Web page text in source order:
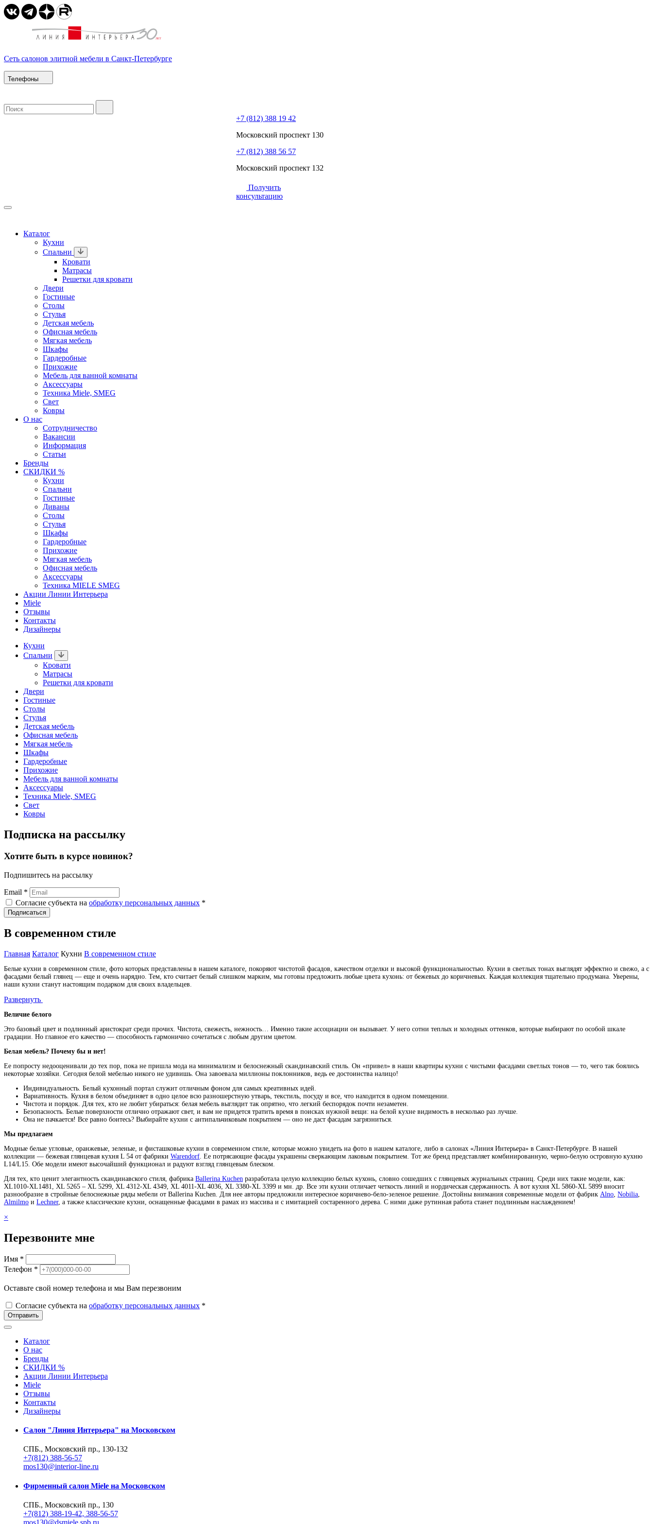
Сеть салонов элитной мебели в Санкт-Петербурге
Телефоны
+7 (812) 388 19 42
Московский проспект 130
+7 (812) 388 56 57
Московский проспект 132
Получить
консультацию
Каталог
Кухни
Спальни
Кровати
Матрасы
Решетки для кровати
Двери
Гостиные
Столы
Стулья
Детская мебель
Офисная мебель
Мягкая мебель
Шкафы
Гардеробные
Прихожие
Мебель для ванной комнаты
Аксессуары
Техника Miele, SMEG
Свет
Ковры
О нас
Сотрудничество
Вакансии
Информация
Статьи
Бренды
СКИДКИ %
Кухни
Спальни
Гостиные
Диваны
Столы
Стулья
Шкафы
Гардеробные
Прихожие
Мягкая мебель
Офисная мебель
Аксессуары
Техника MIELE SMEG
Акции Линии Интерьера
Miele
Отзывы
Контакты
Дизайнеры
Кухни
Спальни
Кровати
Матрасы
Решетки для кровати
Двери
Гостиные
Столы
Стулья
Детская мебель
Офисная мебель
Мягкая мебель
Шкафы
Гардеробные
Прихожие
Мебель для ванной комнаты
Аксессуары
Техника Miele, SMEG
Свет
Ковры
Подписка на рассылку
Хотите быть в курсе новинок?
Подпишитесь на рассылку
Email *
Согласие субъекта на обработку персональных данных *
Подписаться
В современном стиле
Главная Каталог Кухни В современном стиле
Белые кухни в современном стиле, фото которых представлены в нашем каталоге, покоряют чистотой фасадов, качеством отделки и высокой функциональностью. Кухни в светлых тонах выглядят эффектно и свежо, а с
фасадами белый глянец — еще и очень нарядно. Тем, кто считает белый слишком марким, мы готовы предложить любые цвета кухонь: от бежевых до коричневых. Каждая коллекция тщательно продумана. Уверены,
наши кухни станут настоящим подарком для своих владельцев.
Развернуть
Величие белого
Это базовый цвет и подлинный аристократ среди прочих. Чистота, свежесть, нежность… Именно такие ассоциации он вызывает. У него сотни теплых и холодных оттенков, которые выбирают по особой шкале
градации. Но главное его качество — способность гармонично сочетаться с любым другим цветом.
Белая мебель? Почему бы и нет!
Ее попросту недооценивали до тех пор, пока не пришла мода на минимализм и белоснежный скандинавский стиль. Он «привел» в наши квартиры кухни с чистыми фасадами светлых тонов — то, чего так боялись
некоторые хозяйки. Сегодня белой мебелью никого не удивишь. Она завоевала миллионы поклонников, ведь ее достоинства налицо!
Индивидуальность. Белый кухонный портал служит отличным фоном для самых креативных идей.
Вариативность. Кухня в белом объединяет в одно целое всю разношерстную утварь, текстиль, посуду и все, что находится в одном помещении.
Чистота и порядок. Для тех, кто не любит убираться: белая мебель выглядит так опрятно, что легкий беспорядок почти незаметен.
Безопасность. Белые поверхности отлично отражают свет, и вам не придется тратить время в поисках нужной вещи: на белой кухне видимость в несколько раз лучше.
Она не пачкается! Все равно боитесь? Выбирайте кухни с антипальчиковым покрытием — оно не даст фасадам загрязниться.
Мы предлагаем
Модные белые угловые, оранжевые, зеленые, и фисташковые кухни в современном стиле, которые можно увидеть на фото в нашем каталоге, либо в салонах «Линия Интерьера» в Санкт-Петербурге. В нашей
коллекции — бежевая глянцевая кухня L 54 от фабрики Warendorf. Ее потрясающие фасады украшены сверкающим лаковым покрытием. Тот же бренд представляет комбинированную, черно-белую островную кухню
L14/L15. Обе модели имеют высочайший функционал и радуют взгляд глянцевым блеском.
Для тех, кто ценит элегантность скандинавского стиля, фабрика Ballerina Kuchen разработала целую коллекцию белых кухонь, словно сошедших с глянцевых журнальных страниц. Среди них такие модели, как:
XL1010-XL1481, XL 5265 – XL 5299, XL 4312-XL 4349, XL 4011-XL 4036, XL 3380-XL 3399 и мн. др. Все эти кухни отличает четкость линий и нордическая сдержанность. А вот кухня XL 5860-XL 5899 вносит
разнообразие в стройные белоснежные ряды мебели от Ballerina Kuchen. Для нее авторы предложили интересное коричнево-бело-зеленое решение. Достойны внимания современные модели от фабрик Alno, Nobilia,
Almilmo и Lechner, а также классические кухни, оснащенные фасадами в рамах из массива и с имитацией состаренного дерева. С ними даже рутинная работа станет подлинным наслаждением!
×
Перезвоните мне
Имя *
Телефон *
Оставьте свой номер телефона и мы Вам перезвоним
Согласие субъекта на обработку персональных данных *
Отправить
Каталог
О нас
Бренды
СКИДКИ %
Акции Линии Интерьера
Miele
Отзывы
Контакты
Дизайнеры
Салон "Линия Интерьера" на Московском
СПБ., Московский пр., 130-132
+7(812) 388-56-57
mos130@interior-line.ru
Фирменный салон Miele на Московском
СПБ., Московский пр., 130
+7(812) 388-19-42, 388-56-57
mos130@dsmiele.spb.ru